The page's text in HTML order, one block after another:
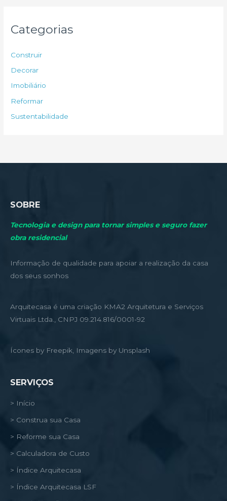
p
o
r
Categorias
Construir
Decorar
Imobiliário
Reformar
Sustentabilidade
SOBRE
Tecnologia e design para tornar simples e seguro fazer
obra residencial
Informação de qualidade para apoiar a realização da casa
dos seus sonhos
Arquitecasa é uma criação KMA2 Arquitetura e Serviços
Virtuais Ltda., CNPJ 09.214.816/0001-92
Ícones by Freepik, Imagens by Unsplash
SERVIÇOS
> Início
> Construa sua Casa
> Reforme sua Casa
> Calculadora de Custo
> Índice Arquitecasa
> Índice Arquitecasa LSF